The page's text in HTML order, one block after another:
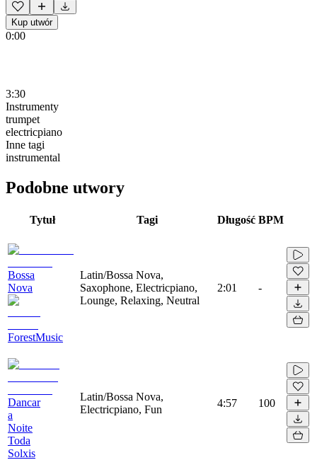
Kup utwór
0:00
3:30
Instrumenty
trumpet
electricpiano
Inne tagi
instrumental
Podobne utwory
Tytuł Tagi Długość BPM
Bossa
Nova
ForestMusic
Latin/Bossa Nova,
Saxophone, Electricpiano,
Lounge, Relaxing, Neutral
2:01 -
Dancar
a
Noite
Toda
Solxis
Latin/Bossa Nova,
Electricpiano, Fun
4:57 100